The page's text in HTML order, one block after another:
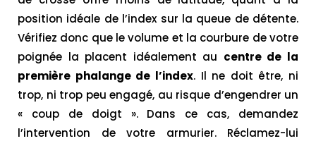
position idéale de l’index sur la queue de détente.
Vérifiez donc que le volume et la courbure de votre
poignée la placent idéalement au centre de la
première phalange de l’index. Il ne doit être, ni
trop, ni trop peu engagé, au risque d’engendrer un
« coup de doigt ». Dans ce cas, demandez
l’intervention de votre armurier. Réclamez-lui